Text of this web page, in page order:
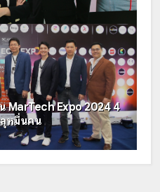
MarTech Expo 2024 4
ลุหมื่นคน